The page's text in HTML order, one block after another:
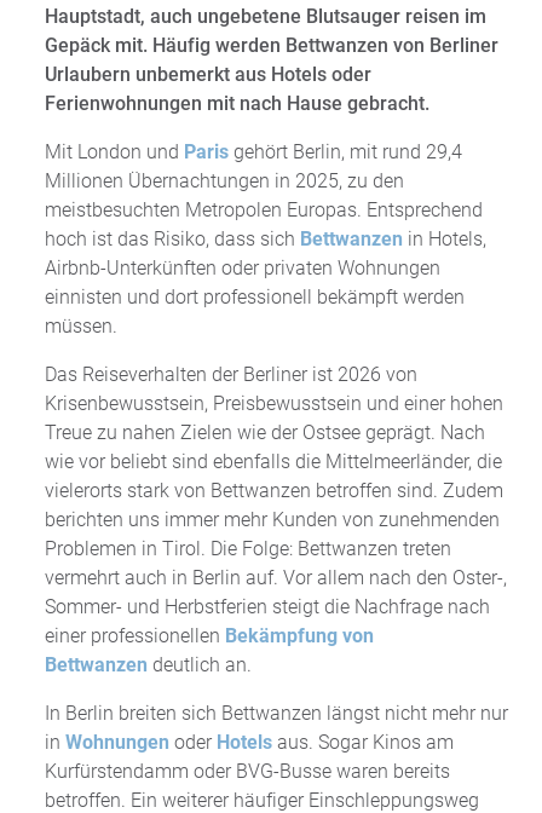
Hauptstadt, auch ungebetene Blutsauger reisen im
Gepäck mit. Häufig werden Bettwanzen von Berliner
Urlaubern unbemerkt aus Hotels oder
Ferienwohnungen mit nach Hause gebracht.
Mit London und Paris gehört Berlin, mit rund 29,4
Millionen Übernachtungen in 2025, zu den
meistbesuchten Metropolen Europas. Entsprechend
hoch ist das Risiko, dass sich Bettwanzen in Hotels,
Airbnb-Unterkünften oder privaten Wohnungen
einnisten und dort professionell bekämpft werden
müssen.
Das Reiseverhalten der Berliner ist 2026 von
Krisenbewusstsein, Preisbewusstsein und einer hohen
Treue zu nahen Zielen wie der Ostsee geprägt. Nach
wie vor beliebt sind ebenfalls die Mittelmeerländer, die
vielerorts stark von Bettwanzen betroffen sind. Zudem
berichten uns immer mehr Kunden von zunehmenden
Problemen in Tirol. Die Folge: Bettwanzen treten
vermehrt auch in Berlin auf. Vor allem nach den Oster-,
Sommer- und Herbstferien steigt die Nachfrage nach
einer professionellen Bekämpfung von
Bettwanzen deutlich an.
In Berlin breiten sich Bettwanzen längst nicht mehr nur
in Wohnungen oder Hotels aus. Sogar Kinos am
Kurfürstendamm oder BVG-Busse waren bereits
betroffen. Ein weiterer häufiger Einschleppungsweg